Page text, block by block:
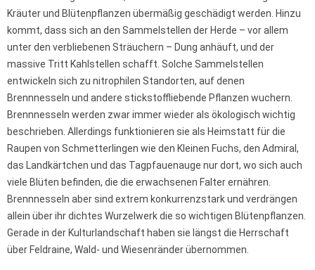
Kräuter und Blütenpflanzen übermäßig geschädigt werden. Hinzu
kommt, dass sich an den Sammelstellen der Herde – vor allem
unter den verbliebenen Sträuchern – Dung anhäuft, und der
massive Tritt Kahlstellen schafft. Solche Sammelstellen
entwickeln sich zu nitrophilen Standorten, auf denen
Brennnesseln und andere stickstoffliebende Pflanzen wuchern.
Brennnesseln werden zwar immer wieder als ökologisch wichtig
beschrieben. Allerdings funktionieren sie als Heimstatt für die
Raupen von Schmetterlingen wie den Kleinen Fuchs, den Admiral,
das Landkärtchen und das Tagpfauenauge nur dort, wo sich auch
viele Blüten befinden, die die erwachsenen Falter ernähren.
Brennnesseln aber sind extrem konkurrenzstark und verdrängen
allein über ihr dichtes Wurzelwerk die so wichtigen Blütenpflanzen.
Gerade in der Kulturlandschaft haben sie längst die Herrschaft
über Feldraine, Wald- und Wiesenränder übernommen.